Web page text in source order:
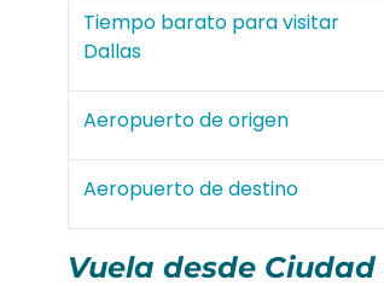
Tiempo barato para visitar
Dallas
Aeropuerto de origen
Aeropuerto de destino
Vuela desde